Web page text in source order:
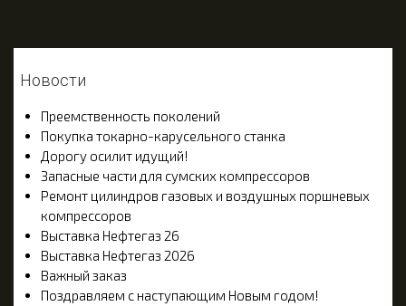
Новости
Преемственность поколений
Покупка токарно-карусельного станка
Дорогу осилит идущий!
Запасные части для сумских компрессоров
Ремонт цилиндров газовых и воздушных поршневых
компрессоров
Выставка Нефтегаз 26
Выставка Нефтегаз 2026
Важный заказ
Поздравляем с наступающим Новым годом!